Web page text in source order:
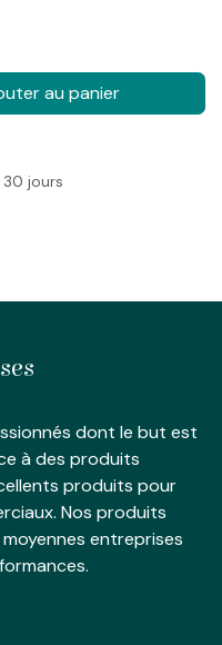
au panier
jours
dont le but est
à des produits
produits pour
Nos produits
entreprises